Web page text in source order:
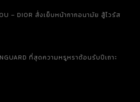
– DIOR สั่งเย็บหน้ากากอนามัย สู้ไวรัส
ที่สุดความหรูหราต้อนรับปีเถาะ